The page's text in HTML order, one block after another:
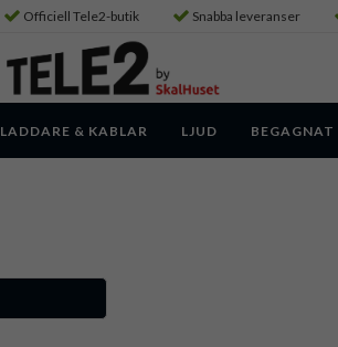
Officiell Tele2-butik Snabba leveranser
LADDARE & KABLAR LJUD BEGAGNAT